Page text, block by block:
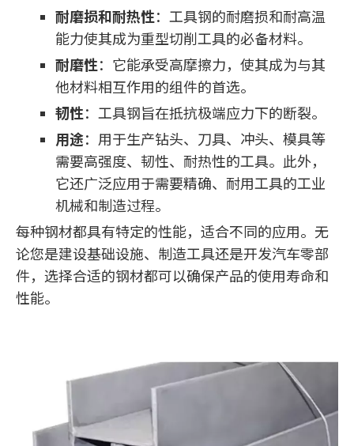
耐磨损和耐热性：工具钢的耐磨损和耐高温
能力使其成为重型切削工具的必备材料。
耐磨性：它能承受高摩擦力，使其成为与其
他材料相互作用的组件的首选。
韧性：工具钢旨在抵抗极端应力下的断裂。
用途：用于生产钻头、刀具、冲头、模具等
需要高强度、韧性、耐热性的工具。此外，
它还广泛应用于需要精确、耐用工具的工业
机械和制造过程。
每种钢材都具有特定的性能，适合不同的应用。无
论您是建设基础设施、制造工具还是开发汽车零部
件，选择合适的钢材都可以确保产品的使用寿命和
性能。